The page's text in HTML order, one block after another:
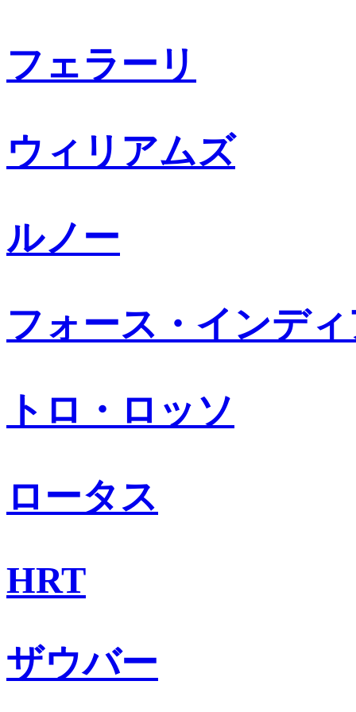
フェラーリ
ウィリアムズ
ルノー
フォース・インデ
トロ・ロッソ
ロータス
HRT
ザウバー